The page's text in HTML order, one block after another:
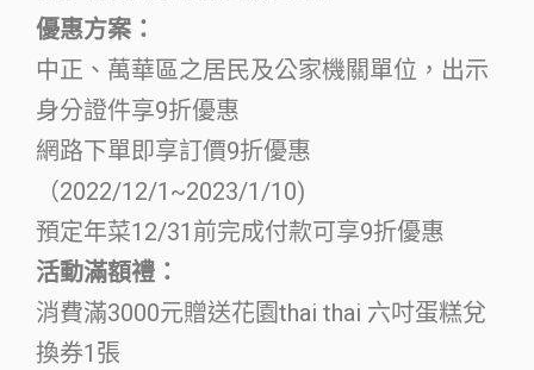
優惠方案：
中正、萬華區之居民及公家機關單位，出示
身分證件享9折優惠
網路下單即享訂價9折優惠
（2022/12/1~2023/1/10)
預定年菜12/31前完成付款可享9折優惠
活動滿額禮：
消費滿3000元贈送花園thai thai 六吋蛋糕兌
換券1張